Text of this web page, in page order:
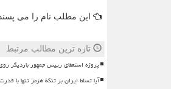
این مطلب نام را می
تازه ترین مطالب مرتبط
پروژه استعفای رییس جمهور باردیگر
آیا تسلط ایران بر تنگه هرمز تنها با